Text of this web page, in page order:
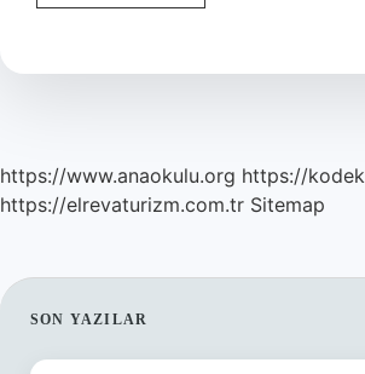
Çabuk
Mü
https://www.anaokulu.org https://
https://elrevaturizm.com.tr Sitemap
SIDEBAR
SON YAZILAR